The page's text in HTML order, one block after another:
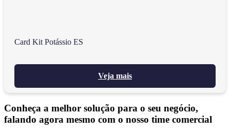
Card Kit Potássio ES
Veja mais
Conheça a melhor solução para o seu negócio,
falando agora mesmo com o nosso time comercial